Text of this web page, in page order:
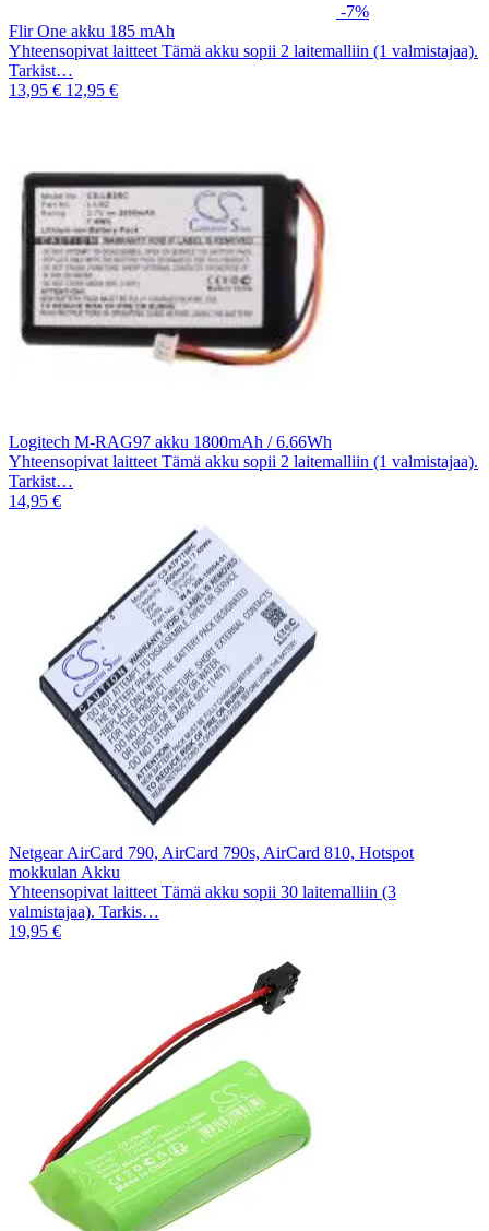
-7%
Flir One akku 185 mAh
Yhteensopivat laitteet Tämä akku sopii 2 laitemalliin (1 valmistajaa).
Tarkist…
13,95 € 12,95 €
Logitech M-RAG97 akku 1800mAh / 6.66Wh
Yhteensopivat laitteet Tämä akku sopii 2 laitemalliin (1 valmistajaa).
Tarkist…
14,95 €
Netgear AirCard 790, AirCard 790s, AirCard 810, Hotspot
mokkulan Akku
Yhteensopivat laitteet Tämä akku sopii 30 laitemalliin (3
valmistajaa). Tarkis…
19,95 €